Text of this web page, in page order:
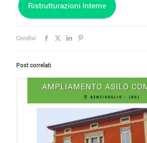
Ristrutturazioni Interne
Condivi
Post correlati